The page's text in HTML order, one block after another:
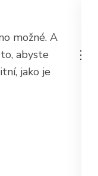
možné. A
abyste
jako je